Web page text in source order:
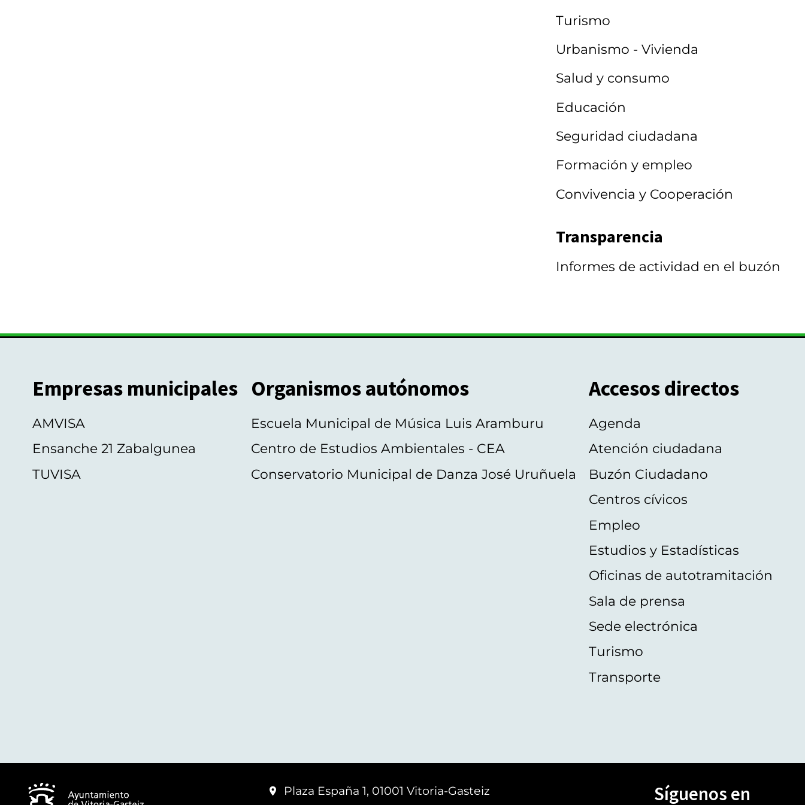
Turismo
Urbanismo - Vivienda
Salud y consumo
Educación
Seguridad ciudadana
Formación y empleo
Convivencia y Cooperación
Transparencia
Informes de actividad en el buzón
Empresas municipales
AMVISA
Ensanche 21 Zabalgunea
TUVISA
Organismos autónomos
Escuela Municipal de Música Luis Aramburu
Centro de Estudios Ambientales - CEA
Conservatorio Municipal de Danza José Uruñuela
Accesos directos
Agenda
Atención ciudadana
Buzón Ciudadano
Centros cívicos
Empleo
Estudios y Estadísticas
Oficinas de autotramitación
Sala de prensa
Sede electrónica
Turismo
Transporte
Plaza España 1, 01001 Vitoria-Gasteiz Síguenos en